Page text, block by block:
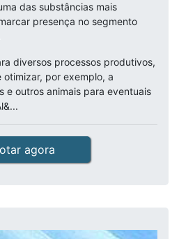
das substâncias mais
presença no segmento
diversos processos produtivos,
por exemplo, a
e outros animais para eventuais
agora